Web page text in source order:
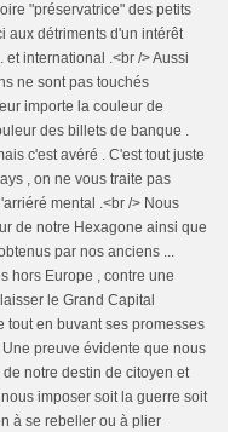
"préservatrice" des petits
aux détriments d'un intérêt
international .<br /> Aussi
ne sont pas touchés
importe la couleur de
des billets de banque .
c'est avéré . C'est tout juste
, on ne vous traite pas
mental .<br /> Nous
de notre Hexagone ainsi que
par nos anciens ...
hors Europe , contre une
le Grand Capital
tout en buvant ses promesses
preuve évidente que nous
notre destin de citoyen et
imposer soit la guerre soit
à se rebeller ou à plier